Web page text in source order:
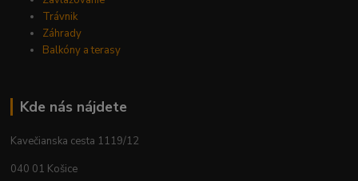
Trávnik
Záhrady
Balkóny a terasy
Kde nás nájdete
Kavečianska cesta 1119/12
040 01 Košice